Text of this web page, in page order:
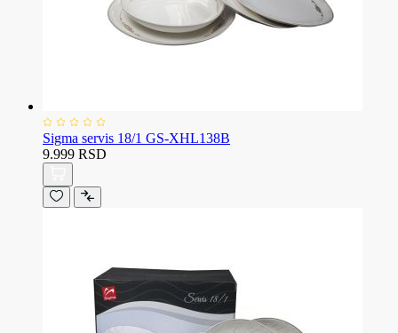
Sigma servis 18/1 GS-XHL138B
9.999 RSD